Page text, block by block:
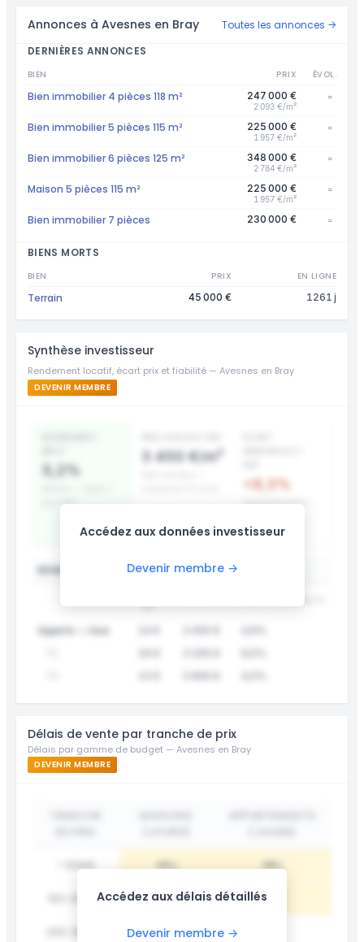
Annonces à Avesnes en Bray
Toutes les annonces →
DERNIÈRES ANNONCES
BIEN PRIX ÉVOL.
Bien immobilier 4 pièces 118 m² 247 000 €
2 093 €/m²
=
Bien immobilier 5 pièces 115 m² 225 000 €
1 957 €/m²
=
Bien immobilier 6 pièces 125 m² 348 000 €
2 784 €/m²
=
Maison 5 pièces 115 m² 225 000 €
1 957 €/m²
=
Bien immobilier 7 pièces 230 000 € =
BIENS MORTS
BIEN PRIX EN LIGNE
Terrain 45 000 € 1261 j
Synthèse investisseur
Rendement locatif, écart prix et fiabilité — Avesnes en Bray
DEVENIR MEMBRE
5,2%
prix DVF
3 450 €/m²
+8,3%
Appartements —
affiché
RENDEMENT LOCATIF PAR TYPE
/M²
Apparts — tous
Accédez aux données investisseur
Devenir membre →
Délais de vente par tranche de prix
Délais par gamme de budget — Avesnes en Bray
DEVENIR MEMBRE
< 100k€ 45 j 38 j
100-200k€ 62 j 55 j
78 j
Accédez aux délais détaillés
Devenir membre →